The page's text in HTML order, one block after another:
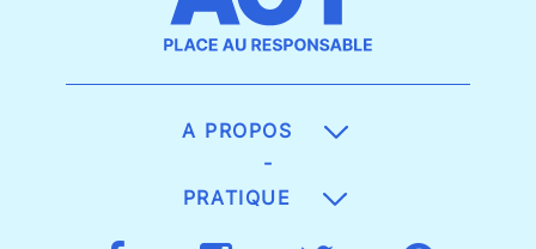
A PROPOS
-
PRATIQUE